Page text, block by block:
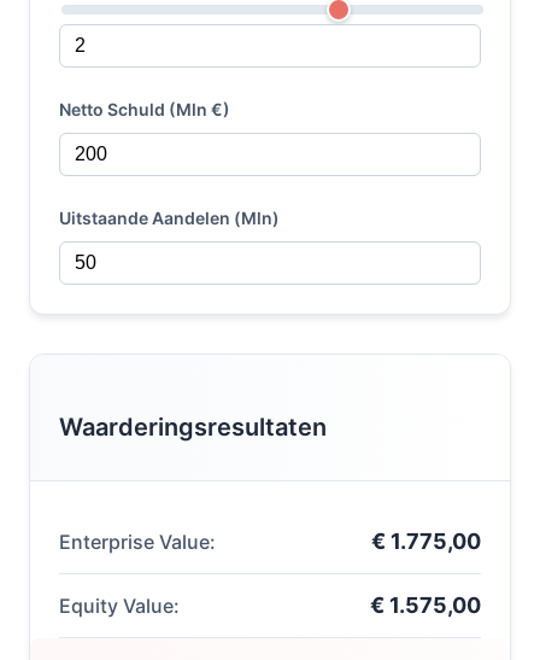
Netto Schuld (Mln €)
Uitstaande Aandelen (Mln)
Waarderingsresultaten
Enterprise Value: € 1.775,00
Equity Value: € 1.575,00